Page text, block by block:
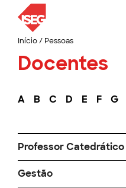
Início/ Pessoas
Docentes
A B C D E F G
Professor Catedrático
Gestão